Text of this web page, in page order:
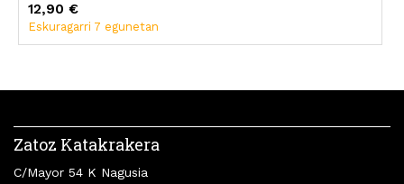
12,90 €
Eskuragarri 7 egunetan
Zatoz Katakrakera
C/Mayor 54 K Nagusia